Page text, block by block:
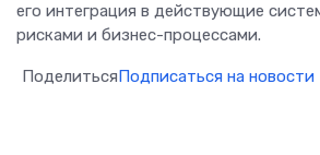
его интеграция в действующие
рисками и бизнес-процессами.
ПоделитьсяПодписаться на новости